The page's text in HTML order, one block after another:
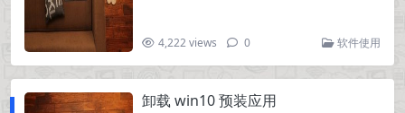
4,222 views 0 软件使用
卸载 win10 预装应用